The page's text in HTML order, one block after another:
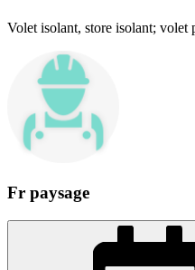
Volet isolant, store isolant; volet
Fr paysage